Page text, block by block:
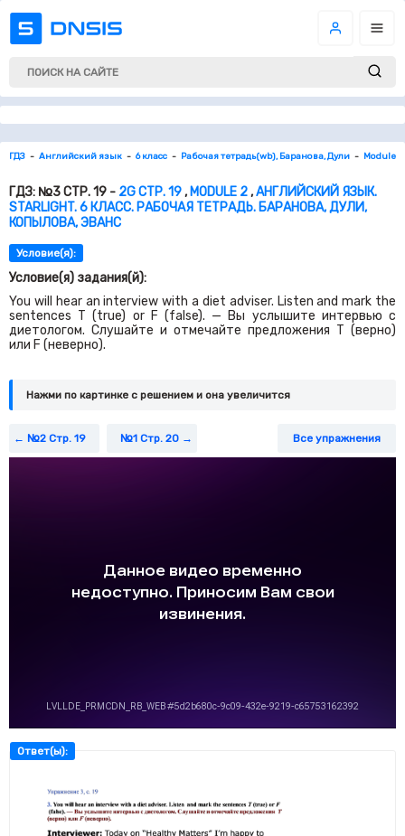
ГДЗ Английский язык 6 класс Рабочая тетрадь(wb), Баранова, Дули Module 2
ГДЗ: №3 СТР. 19 - 2G СТР. 19, MODULE 2,АНГЛИЙСКИЙ ЯЗЫК.
STARLIGHT. 6 КЛАСС. РАБОЧАЯ ТЕТРАДЬ. БАРАНОВА, ДУЛИ,
КОПЫЛОВА, ЭВАНС
Условие(я):
Условие(я) задания(й):
You will hear an interview with a diet adviser. Listen and mark the
sentences T (true) or F (false). — Вы услышите интервью с
диетологом. Слушайте и отмечайте предложения T (верно)
или F (неверно).
Нажми по картинке c решением и она увеличится
№2 Стр. 19 №1 Стр. 20 Все упражнения
Ответ(ы):